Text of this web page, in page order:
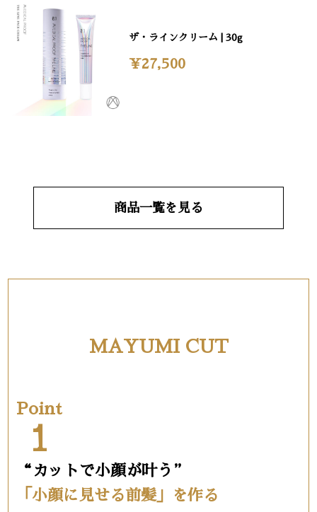
ザ・ラインクリーム | 30g
¥27,500
商品一覧を見る
MAYUMI CUT
Point
1
“カットで小顔が叶う”
「小顔に見せる前髪」を作る